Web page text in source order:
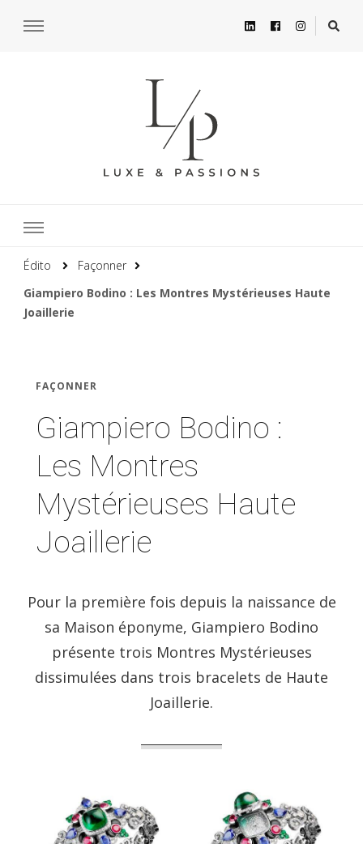
Édito
Façonner
Giampiero Bodino : Les Montres Mystérieuses Haute
Joaillerie
FAÇONNER
Giampiero Bodino :
Les Montres
Mystérieuses Haute
Joaillerie
Pour la première fois depuis la naissance de
sa Maison éponyme, Giampiero Bodino
présente trois Montres Mystérieuses
dissimulées dans trois bracelets de Haute
Joaillerie.